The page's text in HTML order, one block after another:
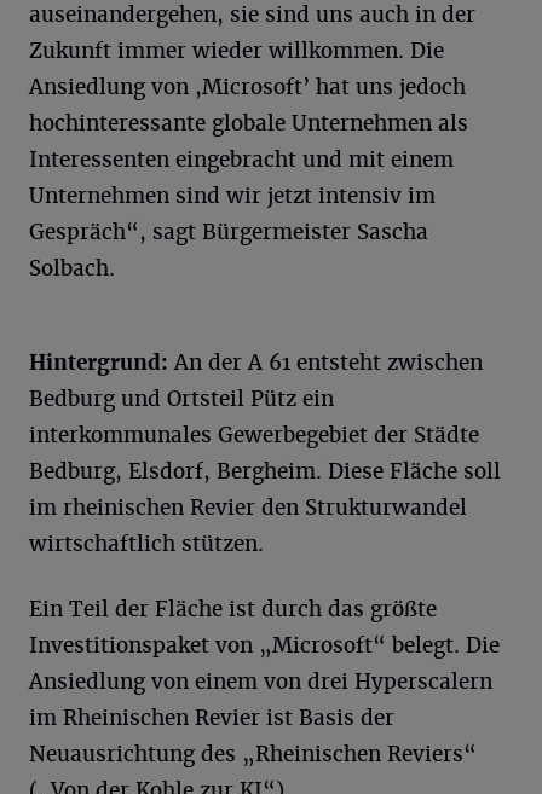
auseinandergehen, sie sind uns auch in der
Zukunft immer wieder willkommen. Die
Ansiedlung von ,Microsoft’ hat uns jedoch
hochinteressante globale Unternehmen als
Interessenten eingebracht und mit einem
Unternehmen sind wir jetzt intensiv im
Gespräch“, sagt Bürgermeister Sascha
Solbach.
Hintergrund: An der A 61 entsteht zwischen
Bedburg und Ortsteil Pütz ein
interkommunales Gewerbegebiet der Städte
Bedburg, Elsdorf, Bergheim. Diese Fläche soll
im rheinischen Revier den Strukturwandel
wirtschaftlich stützen.
Ein Teil der Fläche ist durch das größte
Investitionspaket von „Microsoft“ belegt. Die
Ansiedlung von einem von drei Hyperscalern
im Rheinischen Revier ist Basis der
Neuausrichtung des „Rheinischen Reviers“